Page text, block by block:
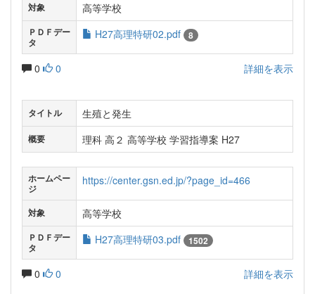
対象 高等学校
ＰＤＦデー
タ
H27高理特研02.pdf 8
0 0 詳細を表示
タイトル 生殖と発生
概要 理科 高２ 高等学校 学習指導案 H27
ホームペー
ジ
https://center.gsn.ed.jp/?page_id=466
対象 高等学校
ＰＤＦデー
タ
H27高理特研03.pdf 1502
0 0 詳細を表示